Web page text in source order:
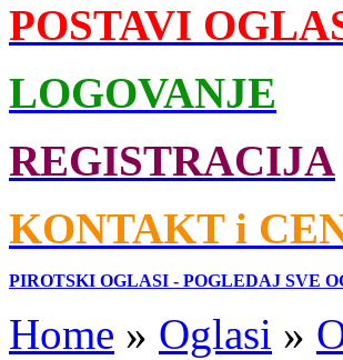
POSTAVI
LOGOVANJE
REGISTRACIJA
KONTAKT i
PIROTSKI OGLASI - POGLEDAJ SVE
Home » Oglasi »